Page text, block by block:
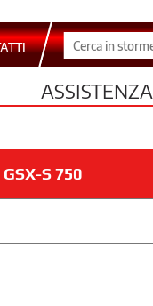
ASSISTENZA
GSX-S 750